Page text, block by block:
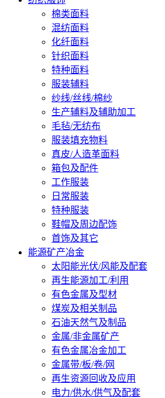
棉类面料
混纺面料
化纤面料
针织面料
特种面料
服装辅料
纱线/丝线/棉纱
生产辅料及辅助加工
毛毡/无纺布
服装填充物料
真皮/人造革面料
箱包及配件
工作服装
日常服装
特种服装
鞋帽及周边配饰
首饰及其它
能源矿产冶金
太阳能光伏/风能及配套
再生能源加工/利用
有色金属及型材
煤炭及相关制品
石油天然气及制品
金属/非金属矿产
有色金属冶金加工
金属带/板/卷/网
再生资源回收及应用
电力/供水/供气及配套